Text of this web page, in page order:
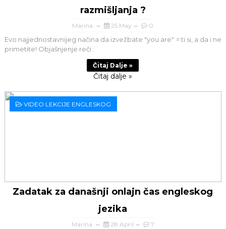
razmišljanja ?
Marina 25 May 0
Evo najjednostavnijeg načina da izvežbate "you are" = ti si, a da i ne
primetite! Objašnjenje reči :
Čitaj Dalje »
Čitaj dalje »
VIDEO LEKCIJE ENGLESKOG
Zadatak za današnji onlajn čas engleskog
jezika
Marina 28 April 7